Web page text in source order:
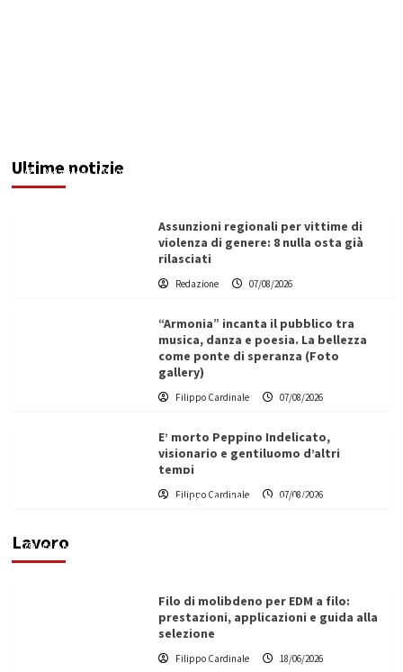
Ultime notizie
Redazione 07/08/2026
Assunzioni regionali per vittime di
violenza di genere: 8 nulla osta già
rilasciati
Redazione 07/08/2026
“Armonia” incanta il pubblico tra
musica, danza e poesia. La bellezza
come ponte di speranza (Foto
gallery)
Filippo Cardinale 07/08/2026
E’ morto Peppino Indelicato,
visionario e gentiluomo d’altri
tempi
Filippo Cardinale 07/08/2026
Lavoro
L’ingegnere saccense Buscarnera partner chiave
di un progetto transnazionale per la transizione
Filippo Cardinale
Filo di molibdeno per EDM a filo:
prestazioni, applicazioni e guida alla
selezione
Filippo Cardinale 18/06/2026